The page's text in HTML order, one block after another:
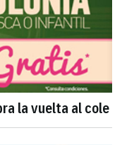
la vuelta al cole